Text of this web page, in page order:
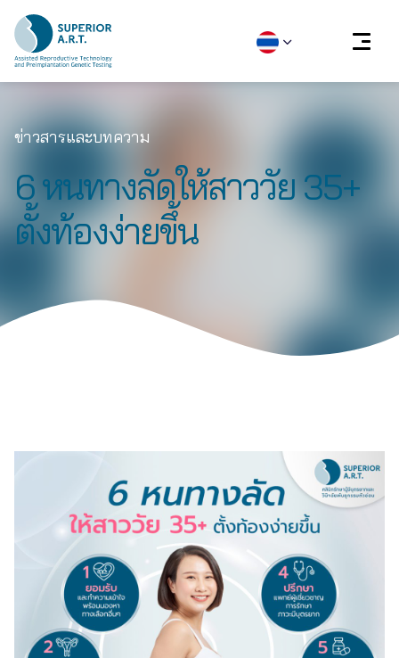
content
ข่าวสารและบทความ
6 หนทางลัดให้สาววัย 35+
ตั้งท้องง่ายขึ้น